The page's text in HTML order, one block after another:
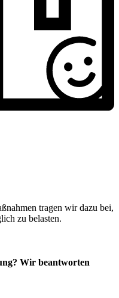
tragen wir dazu bei,
zu belasten.
Wir beantworten